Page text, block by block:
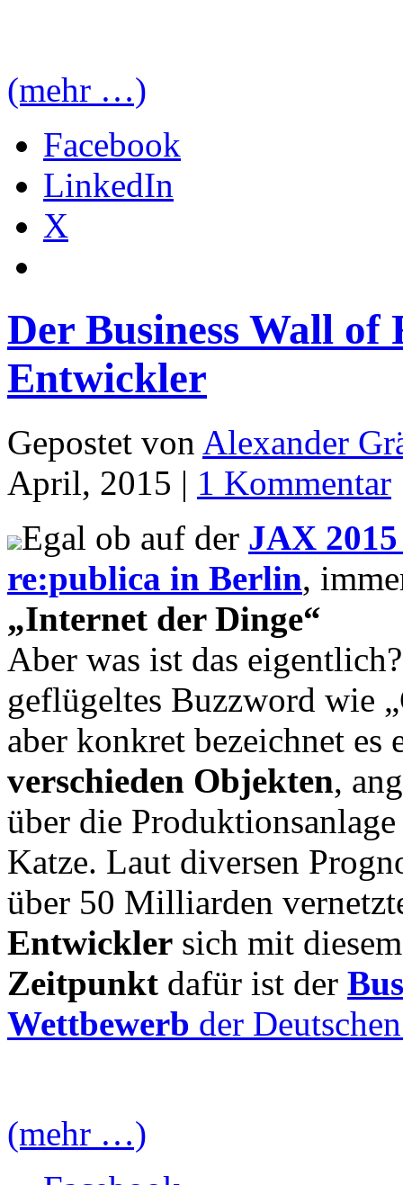
(mehr …)
Facebook
LinkedIn
X
Der Business Wall
Entwickler
Gepostet von Alexander
April, 2015 | 1 Kommentar
Egal ob auf der JAX
re:publica in Berlin,
„Internet der Dinge“
Aber was ist das
geflügeltes Buzzword wie
aber konkret bezeichnet
verschieden Objekten,
über die
Katze. Laut diversen
über 50 Milliarden
Entwickler sich mit
Zeitpunkt dafür ist der
Wettbewerb der
(mehr …)